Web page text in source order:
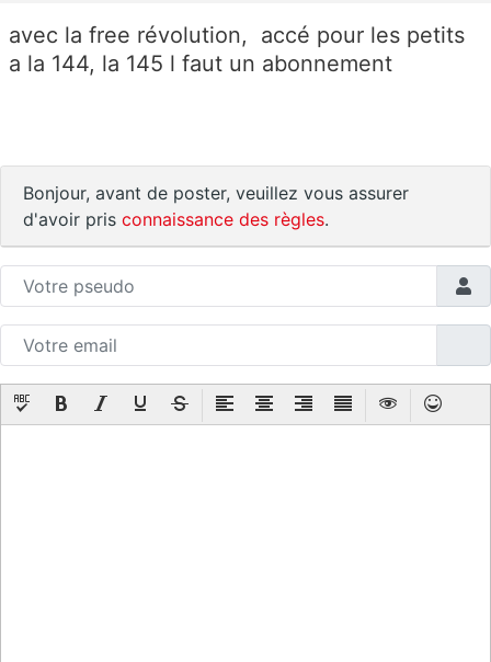
avec la free révolution, accé pour les petits
a la 144, la 145 l faut un abonnement
Bonjour, avant de poster, veuillez vous assurer
d'avoir pris connaissance des règles.